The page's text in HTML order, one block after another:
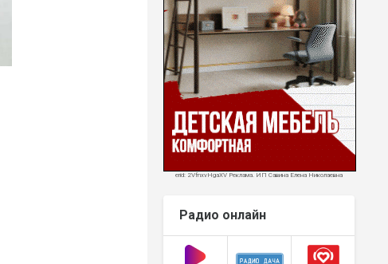
erid: 2VfnxvHgaXV Реклама. ИП Савина Елена Николаевна
Радио онлайн